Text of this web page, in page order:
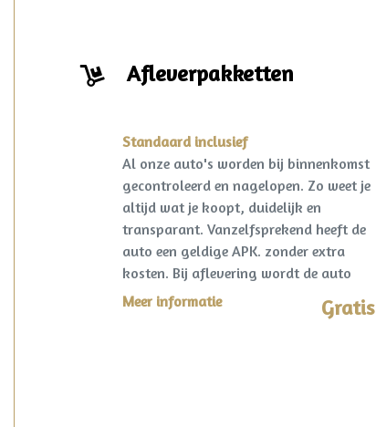
Afleverpakketten
Standaard inclusief
Al onze auto's worden bij binnenkomst
gecontroleerd en nagelopen. Zo weet je
altijd wat je koopt, duidelijk en
transparant. Vanzelfsprekend heeft de
auto een geldige APK. zonder extra
kosten. Bij aflevering wordt de auto
kosteloos op naam gezet en een
vrijwaring van de eventuele inruilauto
Meer informatie Gratis